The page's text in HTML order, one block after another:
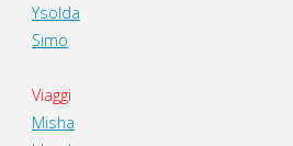
Ysolda
Simo
Viaggi
Misha